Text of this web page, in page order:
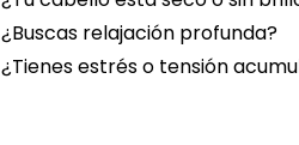
¿Buscas relajación profunda?
¿Tienes estrés o tensión